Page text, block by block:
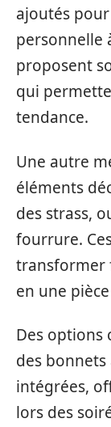
ajoutés
personnelle
proposent
qui
tendance.
Une autre
éléments
des strass,
fourrure.
transformer
en une
Des options
des bonnets
intégrées,
lors des